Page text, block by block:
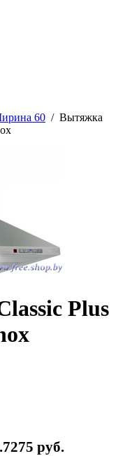
60 / Вытяжка
Plus
руб.